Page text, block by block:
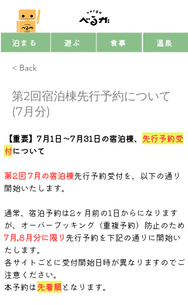
泊まる 遊ぶ 食事 温泉
< Back
第2回宿泊棟先行予約について
(7月分)
【重要】7月1日～7月31日の宿泊棟、 先行予約受
付について
第2回 7月の宿泊棟先行予約受付を、以下の通り
開始いたします。
通常、宿泊予約は2ヶ月前の1日からになります
が、オーバーブッキング（重複予約）防止のため
7月,8月分に限り 先行予約を下記の通りに開始い
たします。
各サイトごとに受付開始日時が異なりますのでご
注意ください。
本予約は先着順となります。